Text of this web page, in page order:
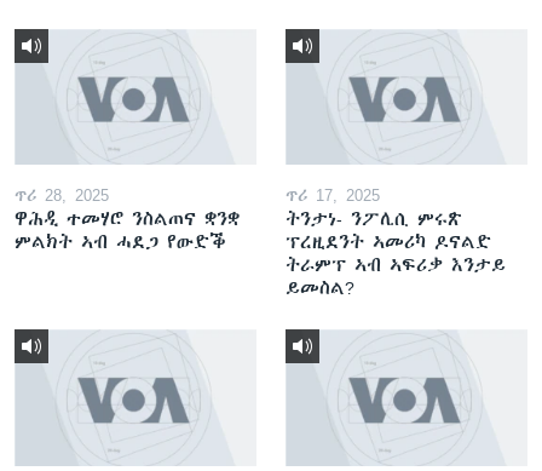
ጥሪ 28, 2025
ዋሕዲ ተመሃሮ ንስልጠና ቋንቋ
ምልክት ኣብ ሓደጋ የውድቕ
ጥሪ 17, 2025
ትንታነ- ንፖሊሲ ምሩጽ
ፕረዚደንት ኣመሪካ ዶናልድ
ትራምፕ ኣብ ኣፍሪቃ እንታይ
ይመስል?